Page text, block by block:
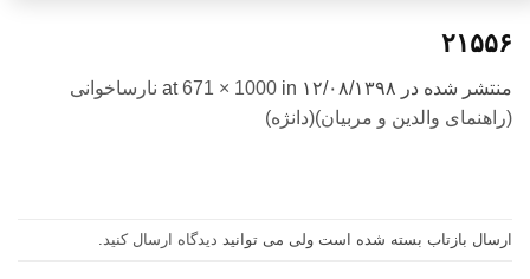
۲۱۵۵۶
منتشر شده در ۱۲/۰۸/۱۳۹۸ 671 × 1000 in
نارساخوانی
(راهنمای والدین و مربیان)(دانژه)
ارسال بازتاب بسته شده است ولی می توانید دیدگاه ارسال کنید